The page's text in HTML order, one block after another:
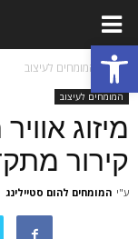
פתח סרגל נגישות
בית המומחים לעיצוב
המומחים לעיצוב
מיזוג
קירור
ע"י המומחים להום סטיילינג